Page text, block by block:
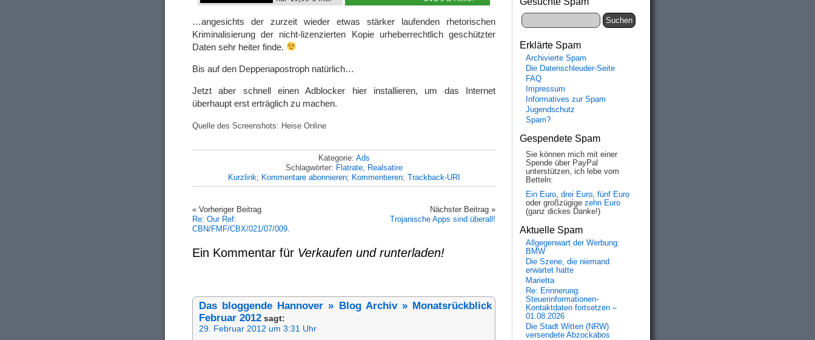
…angesichts der zurzeit wieder etwas stärker laufenden rhetorischen
Kriminalisierung der nicht-lizenzierten Kopie urheberrechtlich geschützter
Daten sehr heiter finde.
Bis auf den Deppenapostroph natürlich…
Jetzt aber schnell einen Adblocker hier installieren, um das Internet
überhaupt erst erträglich zu machen.
Quelle des Screenshots: Heise Online
Kategorie: Ads
Schlagwörter: Flatrate, Realsatire
Kurzlink; Kommentare abonnieren; Kommentieren; Trackback-URI
« Vorheriger Beitrag
Re: Our Ref:
CBN/FMF/CBX/021/07/009.
Nächster Beitrag »
Trojanische Apps sind überall!
Ein Kommentar für Verkaufen und runterladen!
Das bloggende Hannover » Blog Archiv » Monatsrückblick
Februar 2012 sagt:
29. Februar 2012 um 3:31 Uhr
Erklärte Spam
Archivierte Spam
Die Datenschleuder-Seite
FAQ
Impressum
Informatives zur Spam
Jugendschutz
Spam?
Gespendete Spam
Sie können mich mit einer
Spende über PayPal
unterstützen, ich lebe vom
Betteln:
Ein Euro, drei Euro, fünf Euro
oder großzügige zehn Euro
(ganz dickes Danke!)
Aktuelle Spam
Allgegenwart der Werbung:
BMW
Die Szene, die niemand
erwartet hatte
Marietta
Re: Erinnerung:
Steuerinformationen-
Kontaktdaten fortsetzen –
01.08.2026
Die Stadt Witten (NRW)
versendete Abzockabos